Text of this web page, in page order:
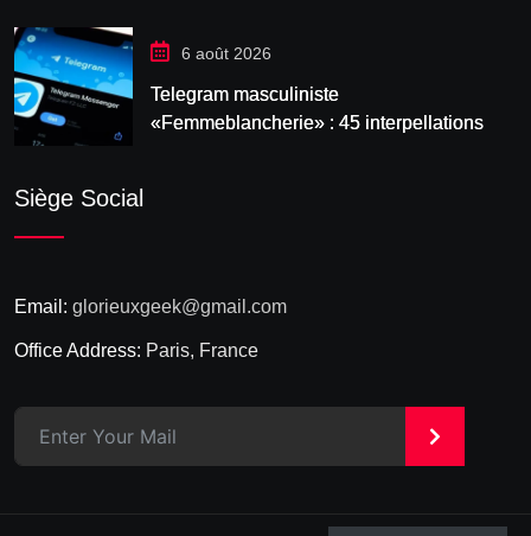
6 août 2026
Telegram masculiniste
«Femmeblancherie» : 45 interpellations
Siège Social
Email: glorieuxgeek@gmail.com
Office Address: Paris, France
>